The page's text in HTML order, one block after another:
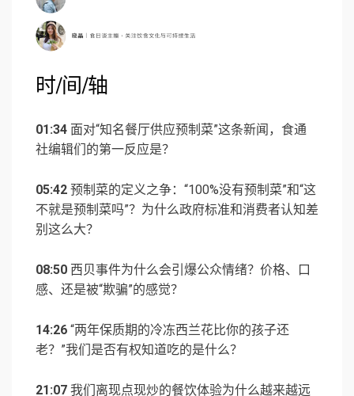
时/间/轴
01:34 面对“知名餐厅供应预制菜”这条新闻，食通
社编辑们的第一反应是？
05:42 预制菜的定义之争：“100%没有预制菜”和“这
不就是预制菜吗”？为什么政府标准和消费者认知差
别这么大？
08:50 西贝事件为什么会引爆公众情绪？价格、口
感、还是被“欺骗”的感觉？
14:26 “两年保质期的冷冻西兰花比你的孩子还
老？”我们是否有权知道吃的是什么？
21:07 我们离现点现炒的餐饮体验为什么越来越远